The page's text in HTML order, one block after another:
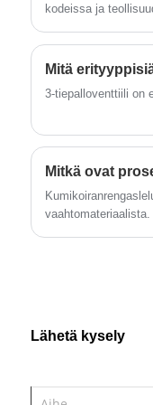
kodeissa ja
Mitä
3-tiepalloventtiili on
Mitkä ovat
Lähetä kysely